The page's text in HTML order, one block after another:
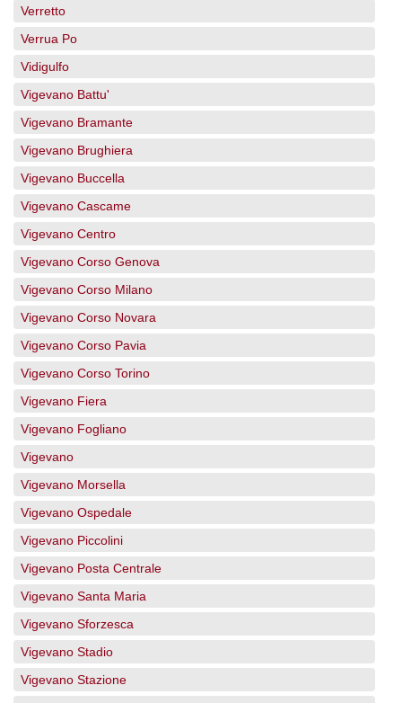
Verretto
Verrua Po
Vidigulfo
Vigevano Battu'
Vigevano Bramante
Vigevano Brughiera
Vigevano Buccella
Vigevano Cascame
Vigevano Centro
Vigevano Corso Genova
Vigevano Corso Milano
Vigevano Corso Novara
Vigevano Corso Pavia
Vigevano Corso Torino
Vigevano Fiera
Vigevano Fogliano
Vigevano
Vigevano Morsella
Vigevano Ospedale
Vigevano Piccolini
Vigevano Posta Centrale
Vigevano Santa Maria
Vigevano Sforzesca
Vigevano Stadio
Vigevano Stazione